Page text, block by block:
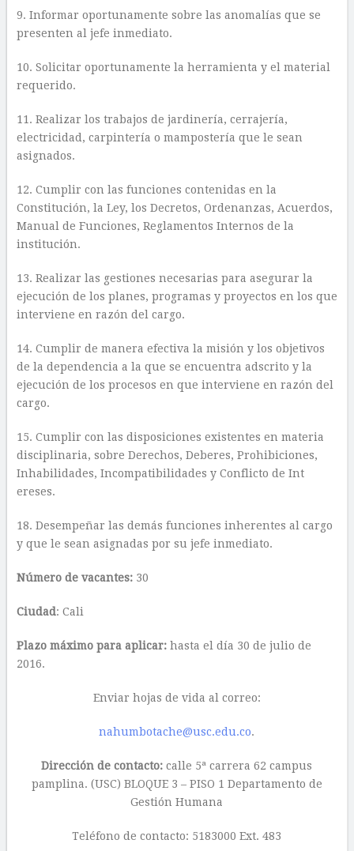
9. Informar oportunamente sobre las anomalías que se
presenten al jefe inmediato.
10. Solicitar oportunamente la herramienta y el material
requerido.
11. Realizar los trabajos de jardinería, cerrajería,
electricidad, carpintería o mampostería que le sean
asignados.
12. Cumplir con las funciones contenidas en la
Constitución, la Ley, los Decretos, Ordenanzas, Acuerdos,
Manual de Funciones, Reglamentos Internos de la
institución.
13. Realizar las gestiones necesarias para asegurar la
ejecución de los planes, programas y proyectos en los que
interviene en razón del cargo.
14. Cumplir de manera efectiva la misión y los objetivos
de la dependencia a la que se encuentra adscrito y la
ejecución de los procesos en que interviene en razón del
cargo.
15. Cumplir con las disposiciones existentes en materia
disciplinaria, sobre Derechos, Deberes, Prohibiciones,
Inhabilidades, Incompatibilidades y Conflicto de Int
ereses.
18. Desempeñar las demás funciones inherentes al cargo
y que le sean asignadas por su jefe inmediato.
Número de vacantes:30
Ciudad: Cali
Plazo máximo para aplicar:hasta el día 30 de julio de
2016.
Enviar hojas de vida al correo:
nahumbotache@usc.edu.co.
Dirección de contacto: calle 5ª carrera 62 campus
pamplina. (USC) BLOQUE 3 – PISO 1 Departamento de
Gestión Humana
Teléfono de contacto: 5183000 Ext. 483